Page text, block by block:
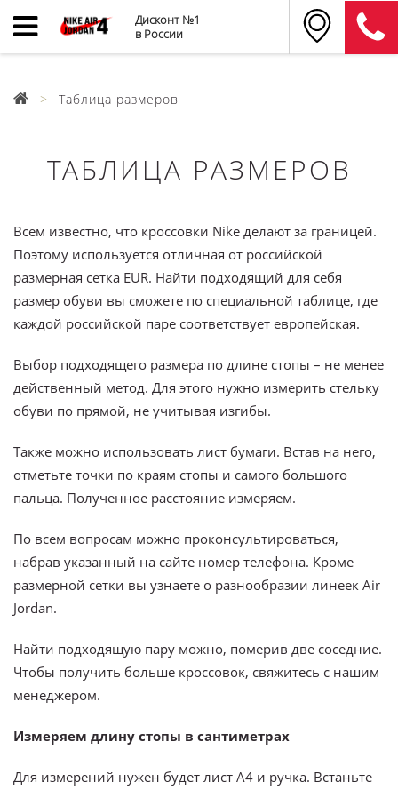
Дисконт №1
в России
Таблица размеров
ТАБЛИЦА РАЗМЕРОВ
Всем известно, что кроссовки Nike делают за границей.
Поэтому используется отличная от российской
размерная сетка EUR. Найти подходящий для себя
размер обуви вы сможете по специальной таблице, где
каждой российской паре соответствует европейская.
Выбор подходящего размера по длине стопы – не менее
действенный метод. Для этого нужно измерить стельку
обуви по прямой, не учитывая изгибы.
Также можно использовать лист бумаги. Встав на него,
отметьте точки по краям стопы и самого большого
пальца. Полученное расстояние измеряем.
По всем вопросам можно проконсультироваться,
набрав указанный на сайте номер телефона. Кроме
размерной сетки вы узнаете о разнообразии линеек Air
Jordan.
Найти подходящую пару можно, померив две соседние.
Чтобы получить больше кроссовок, свяжитесь с нашим
менеджером.
Измеряем длину стопы в сантиметрах
Для измерений нужен будет лист A4 и ручка. Встаньте